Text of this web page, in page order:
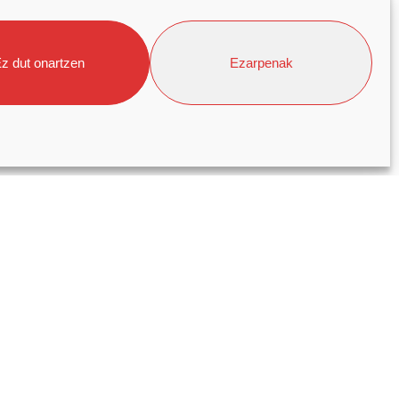
dut onartzen Ezarpenak
sortu zuenean.
handiko sukaldeak, gama
industrialak… Fagor